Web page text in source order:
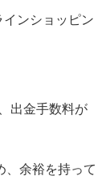
ンショッピン
出金手数料が
、余裕を持って